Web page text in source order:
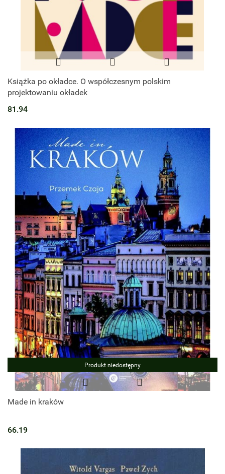
Książka po okładce. O współczesnym polskim
projektowaniu okładek
81.94
Produkt niedostępny
Made in kraków
66.19